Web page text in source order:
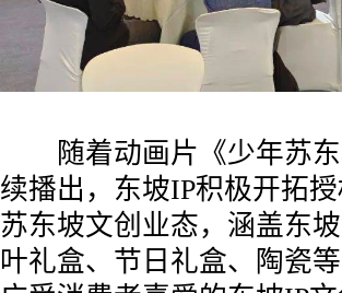
随着动画片《少年苏东
续播出，东坡IP积极开拓
苏东坡文创业态，涵盖东
叶礼盒、节日礼盒、陶瓷